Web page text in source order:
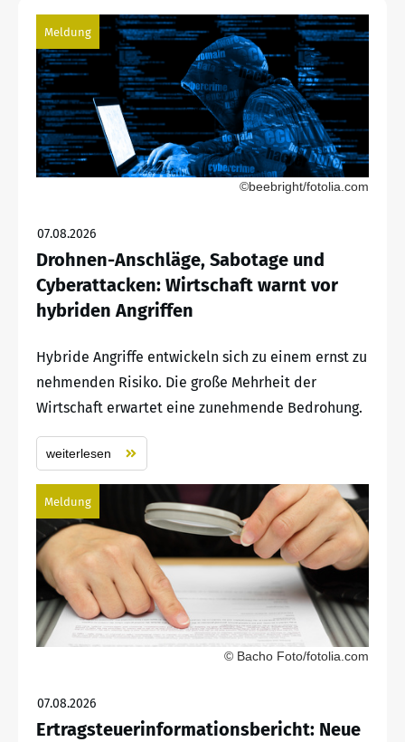
Meldung
©beebright/fotolia.com
07.08.2026
Drohnen-Anschläge, Sabotage und
Cyberattacken: Wirtschaft warnt vor
hybriden Angriffen
Hybride Angriffe entwickeln sich zu einem ernst zu
nehmenden Risiko. Die große Mehrheit der
Wirtschaft erwartet eine zunehmende Bedrohung.
weiterlesen
Meldung
© Bacho Foto/fotolia.com
07.08.2026
Ertragsteuerinformationsbericht: Neue